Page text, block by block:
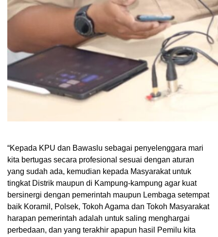
“Kepada KPU dan Bawaslu sebagai penyelenggara mari
kita bertugas secara profesional sesuai dengan aturan
yang sudah ada, kemudian kepada Masyarakat untuk
tingkat Distrik maupun di Kampung-kampung agar kuat
bersinergi dengan pemerintah maupun Lembaga setempat
baik Koramil, Polsek, Tokoh Agama dan Tokoh Masyarakat
harapan pemerintah adalah untuk saling menghargai
perbedaan, dan yang terakhir apapun hasil Pemilu kita